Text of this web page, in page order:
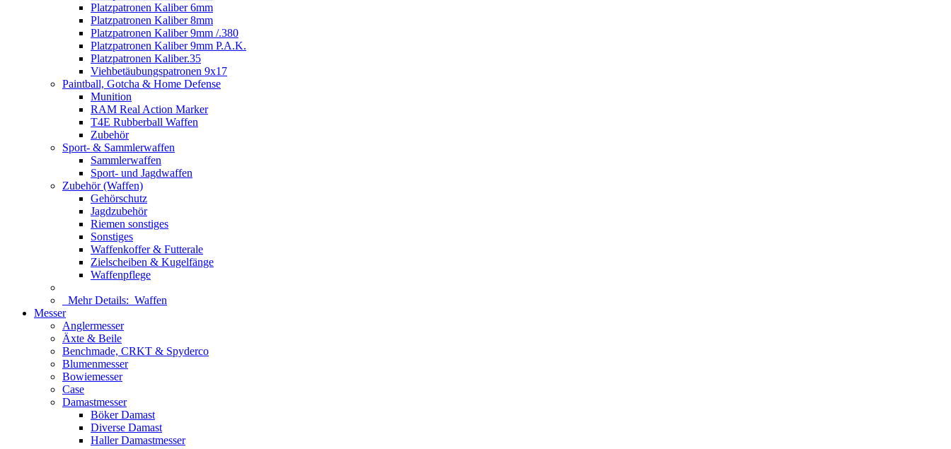
Platzpatronen Kaliber 6mm
Platzpatronen Kaliber 8mm
Platzpatronen Kaliber 9mm /.380
Platzpatronen Kaliber 9mm P.A.K.
Platzpatronen Kaliber.35
Viehbetäubungspatronen 9x17
Paintball, Gotcha & Home Defense
Munition
RAM Real Action Marker
T4E Rubberball Waffen
Zubehör
Sport- & Sammlerwaffen
Sammlerwaffen
Sport- und Jagdwaffen
Zubehör (Waffen)
Gehörschutz
Jagdzubehör
Riemen sonstiges
Sonstiges
Waffenkoffer & Futterale
Zielscheiben & Kugelfänge
Waffenpflege
Mehr Details: Waffen
Messer
Anglermesser
Äxte & Beile
Benchmade, CRKT & Spyderco
Blumenmesser
Bowiemesser
Case
Damastmesser
Böker Damast
Diverse Damast
Haller Damastmesser